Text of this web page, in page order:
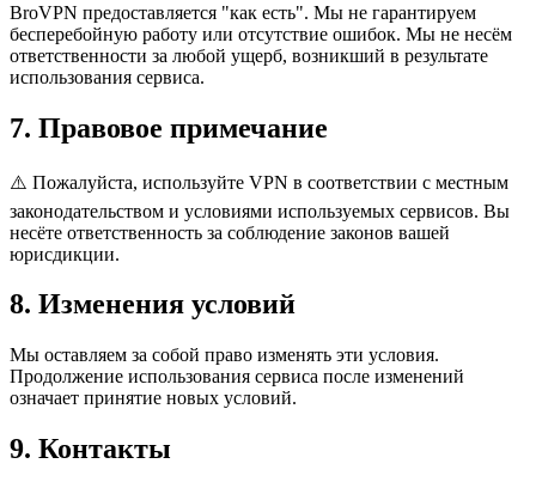
BroVPN предоставляется "как есть". Мы не гарантируем
бесперебойную работу или отсутствие ошибок. Мы не несём
ответственности за любой ущерб, возникший в результате
использования сервиса.
7. Правовое примечание
⚠️ Пожалуйста, используйте VPN в соответствии с местным
законодательством и условиями используемых сервисов. Вы
несёте ответственность за соблюдение законов вашей
юрисдикции.
8. Изменения условий
Мы оставляем за собой право изменять эти условия.
Продолжение использования сервиса после изменений
означает принятие новых условий.
9. Контакты